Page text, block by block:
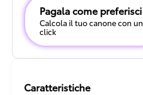
Pagala come preferisci
Calcola il tuo canone con un
click
Caratteristiche